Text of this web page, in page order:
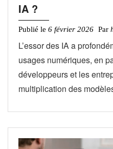
IA ?
Publié le 6 février 2026 Par
L’essor des IA a
usages numériques, en
développeurs et les
multiplication des